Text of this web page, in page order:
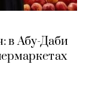
в Абу-Даби